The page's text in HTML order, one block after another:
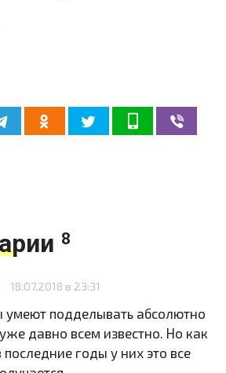
8
18.07.2018 в 23:31
умеют подделывать абсолютно
уже давно всем известно. Но как
последние годы у них это все